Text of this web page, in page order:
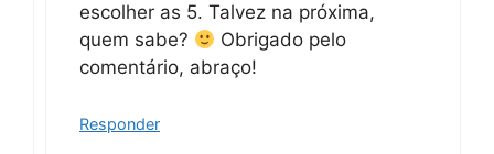
escolher as 5. Talvez na próxima,
quem sabe?
Obrigado pelo
comentário, abraço!
Responder